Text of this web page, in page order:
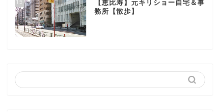
15
【恵比寿】元キリショー自宅＆事
務所【散歩】